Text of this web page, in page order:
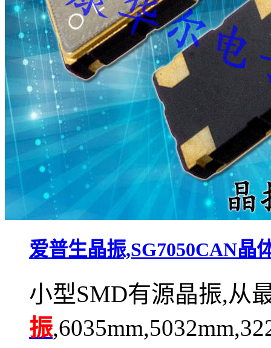
爱普生晶振,SG7050CAN晶
小型SMD有源晶振,从
振